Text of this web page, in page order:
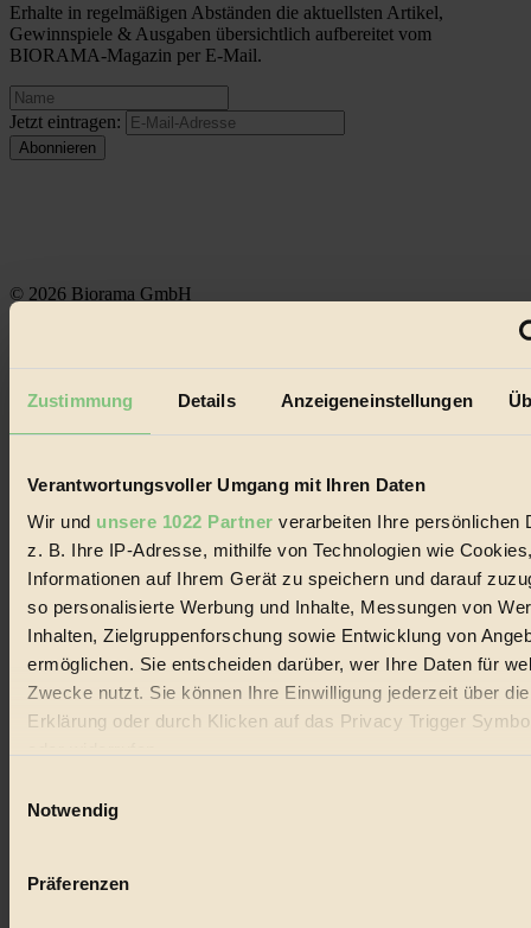
Zustimmung Details Anzeigeneinstellungen
Verantwortungsvoller Umgang mit Ihren Daten
Wir und unsere 1022 Partner verarbeiten Ihre persönlichen
z. B. Ihre IP-Adresse, mithilfe von Technologien wie
Informationen auf Ihrem Gerät zu speichern und darauf
so personalisierte Werbung und Inhalte, Messungen von
Inhalten, Zielgruppenforschung sowie Entwicklung von
ermöglichen. Sie entscheiden darüber, wer Ihre Daten für
Zwecke nutzt. Sie können Ihre Einwilligung jederzeit über
Erklärung oder durch Klicken auf das Privacy Trigger
Wenn Sie es erlauben, würden wir auch gerne:
Ihr Gerät durch aktives Scannen nach bestimmten
Notwendig
Präferenzen
Erhalte in regelmäßigen Abständen die aktuellsten Artikel,
Gewinnspiele & Ausgaben übersichtlich aufbereitet vom
BIORAMA-Magazin per E-Mail.
Jetzt eintragen:
© 2026 Biorama GmbH
Biorama steht für einen nachhaltigen Lebensstil und bewussten
Lebenswandel. Es ist eine moderne Plattform für Ideen, Menschen
Handels mit Bioprodukten, des Fair-Trade sowie der Branche
Social Media
22.601 Fans auf Facebook
3.415 Follower auf Twitter
Folge uns auf Instagram
Themen
Bio
Vegan